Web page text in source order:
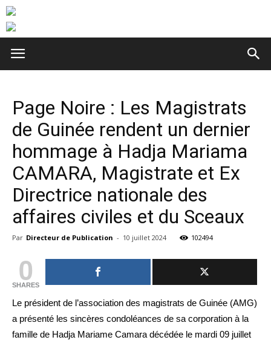
Page Noire : Les Magistrats
de Guinée rendent un dernier
hommage à Hadja Mariama
CAMARA, Magistrate et Ex
Directrice nationale des
affaires civiles et du Sceaux
Par Directeur de Publication - 10 juillet 2024 102494
0
SHARES
Le président de l’association des magistrats de Guinée (AMG)
a présenté les sincères condoléances de sa corporation à la
famille de Hadja Mariame Camara décédée le mardi 09 juillet